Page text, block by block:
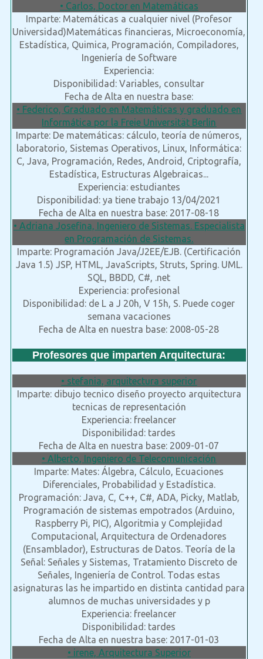
• Carlos, Doctor en Matemáticas
Imparte: Matemáticas a cualquier nivel (Profesor
Universidad)Matemáticas financieras, Microeconomía,
Estadística, Quimica, Programación, Compiladores,
Ingeniería de Software
Experiencia:
Disponibilidad: Variables, consultar
Fecha de Alta en nuestra base:
• Federico, Graduado en Matemáticas y graduado en
Informática por la Freie Universität Berlin
Imparte: De matemáticas: cálculo, teoría de números,
laboratorio, Sistemas Operativos, Linux, Informática:
C, Java, Programación, Redes, Android, Criptografía,
Estadística, Estructuras Algebraicas...
Experiencia: estudiantes
Disponibilidad: ya tiene trabajo 13/04/2021
Fecha de Alta en nuestra base: 2017-08-18
• Adriana Josefina, Ingeniero de Sistemas. Especialista
en Programación de Sistemas.
Imparte: Programación Java/J2EE/EJB. (Certificación
Java 1.5) JSP, HTML, JavaScripts, Struts, Spring. UML.
SQL, BBDD, C#, .net
Experiencia: profesional
Disponibilidad: de L a J 20h, V 15h, S. Puede coger
semana vacaciones
Fecha de Alta en nuestra base: 2008-05-28
Profesores que imparten Arquitectura:
• stefania, arquitectura superior
Imparte: dibujo tecnico diseño proyecto arquitectura
tecnicas de representación
Experiencia: freelancer
Disponibilidad: tardes
Fecha de Alta en nuestra base: 2009-01-07
• Alberto, Ingeniero de Telecomunicación
Imparte: Mates: Álgebra, Cálculo, Ecuaciones
Diferenciales, Probabilidad y Estadística.
Programación: Java, C, C++, C#, ADA, Picky, Matlab,
Programación de sistemas empotrados (Arduino,
Raspberry Pi, PIC), Algoritmia y Complejidad
Computacional, Arquitectura de Ordenadores
(Ensamblador), Estructuras de Datos. Teoría de la
Señal: Señales y Sistemas, Tratamiento Discreto de
Señales, Ingeniería de Control. Todas estas
asignaturas las he impartido en distinta cantidad para
alumnos de muchas universidades y p
Experiencia: freelancer
Disponibilidad: tardes
Fecha de Alta en nuestra base: 2017-01-03
• irene, Arquitectura Superior